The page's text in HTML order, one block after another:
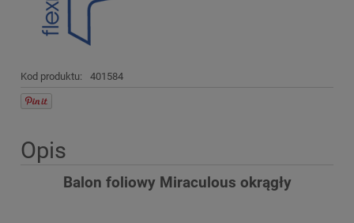
Kod produktu: 401584
Opis
Balon foliowy Miraculous okrągły